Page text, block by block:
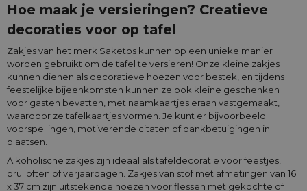
Hoe maak je versieringen? Creatieve
decoraties voor op tafel
Zakjes van het merk Saketos kunnen op een unieke manier
worden gebruikt om de tafel te versieren! Onze kleine zakjes
kunnen dienen als decoratieve hoezen voor bestek, en tijdens
feestelijke bijeenkomsten kunnen ze ook kleine geschenken
voor gasten bevatten, met naamkaartjes eraan vastgemaakt,
waardoor ze tafelkaartjes vormen. Je kunt er bijvoorbeeld
voorspellingen, motiverende citaten of dankbetuigingen in
plaatsen.
Alkoholische zakjes zijn ideaal als tafeldecoratie voor feestjes,
bruiloften of verjaardagen. Zakjes van stof met afmetingen van 16
x 37 cm zijn uitstekende hoezen voor flessen met gekochte of